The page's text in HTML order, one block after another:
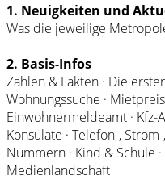
1. Neuigkeiten und
Was die jeweilige
2. Basis-Infos
Zahlen & Fakten · Die
Wohnungssuche ·
Einwohnermeldeamt ·
Konsulate · Telefon-,
Nummern · Kind & Schule
Medienlandschaft